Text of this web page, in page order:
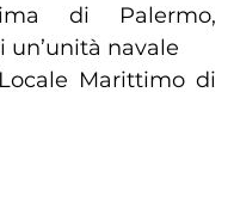
di Palermo,
un’unità navale
Marittimo di